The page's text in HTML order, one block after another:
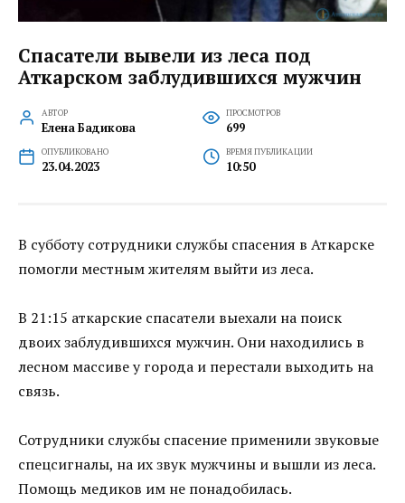
Спасатели вывели из леса под
Аткарском заблудившихся мужчин
АВТОР
Елена Бадикова
ПРОСМОТРОВ
699
ОПУБЛИКОВАНО
23.04.2023
ВРЕМЯ ПУБЛИКАЦИИ
10:50
В субботу сотрудники службы спасения в Аткарске
помогли местным жителям выйти из леса.
В 21:15 аткарские спасатели выехали на поиск
двоих заблудившихся мужчин. Они находились в
лесном массиве у города и перестали выходить на
связь.
Сотрудники службы спасение применили звуковые
спецсигналы, на их звук мужчины и вышли из леса.
Помощь медиков им не понадобилась.